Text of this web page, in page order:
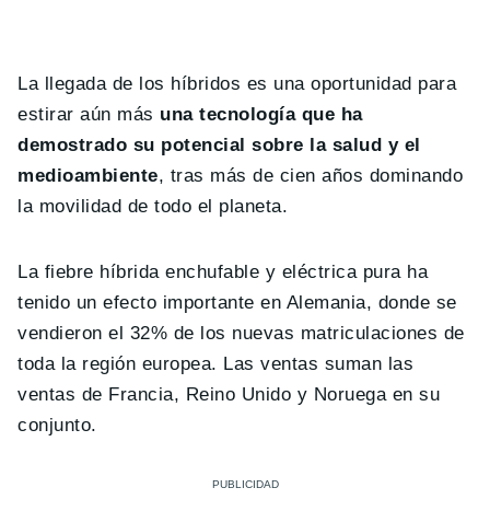
La llegada de los híbridos es una oportunidad para
estirar aún más una tecnología que ha
demostrado su potencial sobre la salud y el
medioambiente, tras más de cien años dominando
la movilidad de todo el planeta.
La fiebre híbrida enchufable y eléctrica pura ha
tenido un efecto importante en Alemania, donde se
vendieron el 32% de los nuevas matriculaciones de
toda la región europea. Las ventas suman las
ventas de Francia, Reino Unido y Noruega en su
conjunto.